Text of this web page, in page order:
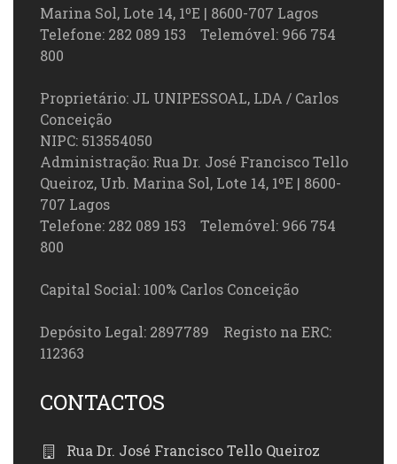
Marina Sol, Lote 14, 1ºE | 8600-707 Lagos
Telefone: 282 089 153 Telemóvel: 966 754
800
Proprietário: JL UNIPESSOAL, LDA / Carlos
Conceição
NIPC: 513554050
Administração: Rua Dr. José Francisco Tello
Queiroz, Urb. Marina Sol, Lote 14, 1ºE | 8600-
707 Lagos
Telefone: 282 089 153 Telemóvel: 966 754
800
Capital Social: 100% Carlos Conceição
Depósito Legal: 2897789 Registo na ERC:
112363
CONTACTOS
Rua Dr. José Francisco Tello Queiroz